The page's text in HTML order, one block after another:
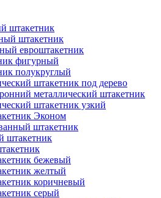
штакетник
штакетник
евроштакетник
фигурный
полукруглый
штакетник под дерево
металлический штакетник
штакетник узкий
Эконом
штакетник
штакетник
бежевый
желтый
коричневый
серый